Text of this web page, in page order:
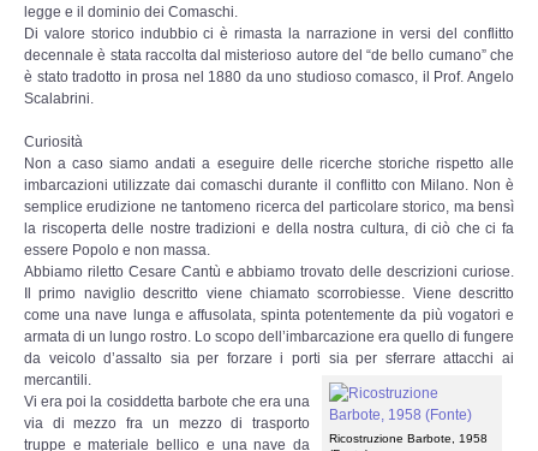
Abecedarium
Mito e Poesia
I CADUTI
DOCUMENTI
Documenti 1900 - 1940
Documenti 1940 - 2000
Documenti dal 2000 ad oggi
legge e il dominio dei Comaschi.
Di valore storico indubbio ci è rimasta la narrazione in versi del conflitto
decennale è stata raccolta dal misterioso autore del “de bello cumano” che
è stato tradotto in prosa nel 1880 da uno studioso comasco, il Prof. Angelo
Scalabrini.
Curiosità
Non a caso siamo andati a eseguire delle ricerche storiche rispetto alle
imbarcazioni utilizzate dai comaschi durante il conflitto con Milano. Non è
semplice erudizione ne tantomeno ricerca del particolare storico, ma bensì
la riscoperta delle nostre tradizioni e della nostra cultura, di ciò che ci fa
essere Popolo e non massa.
Abbiamo riletto Cesare Cantù e abbiamo trovato delle descrizioni curiose.
Il primo naviglio descritto viene chiamato scorrobiesse. Viene descritto
come una nave lunga e affusolata, spinta potentemente da più vogatori e
armata di un lungo rostro. Lo scopo dell’imbarcazione era quello di fungere
da veicolo d’assalto sia per forzare i porti sia per sferrare attacchi ai
mercantili.
Ricostruzione Barbote, 1958
Vi era poi la cosiddetta barbote che era una
via di mezzo fra un mezzo di trasporto
truppe e materiale bellico e una nave da